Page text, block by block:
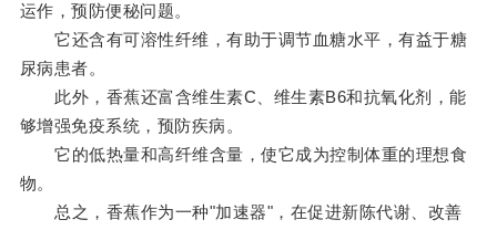
运作，预防便秘问题。
它还含有可溶性纤维，有助于调节血糖水平，有益于糖
尿病患者。
此外，香蕉还富含维生素C、维生素B6和抗氧化剂，能
够增强免疫系统，预防疾病。
它的低热量和高纤维含量，使它成为控制体重的理想食
物。
总之，香蕉作为一种"加速器"，在促进新陈代谢、改善